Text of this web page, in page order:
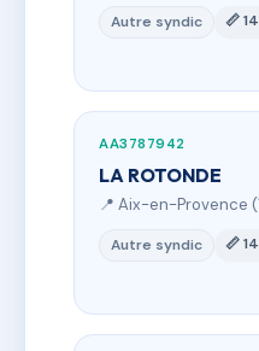
Autre syndic 📏
AA3787942
LA ROTONDE
📍 Aix-en-Provence
Autre syndic 📏